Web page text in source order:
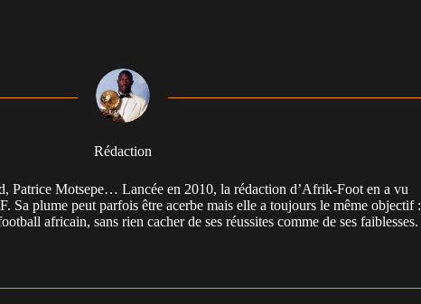
Rédaction
Patrice Motsepe… Lancée en 2010, la rédaction d’Afrik-Foot en a vu
Sa plume peut parfois être acerbe mais elle a toujours le même objectif :
africain, sans rien cacher de ses réussites comme de ses faiblesses.